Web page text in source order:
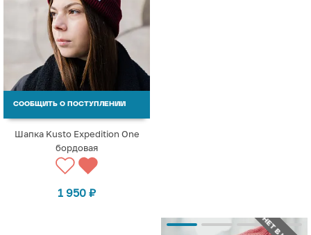
СООБЩИТЬ О ПОСТУПЛЕНИИ
Шапка Kusto Expedition One
бордовая
1 950 ₽